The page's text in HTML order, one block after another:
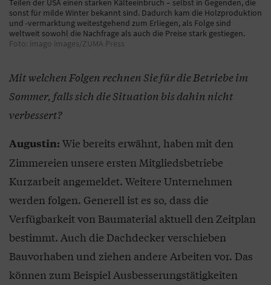
Teilen der USA einen starken Kälteeinbruch – selbst in Gegenden, die
sonst für milde Winter bekannt sind. Dadurch kam die Holzproduktion
und -vermarktung weitestgehend zum Erliegen, als Folge sind
weltweit sowohl die Nachfrage als auch die Preise stark gestiegen.
Foto: imago images/ZUMA Press
Mit welchen Folgen rechnen Sie für die Betriebe im
Sommer, falls sich die Situation bis dahin nicht
verbessert?
Augustin: Wie bereits erwähnt, haben mit den
Zimmereien unsere ersten Mitgliedsbetriebe
Kurzarbeit angemeldet. Weitere Unternehmen
werden folgen. Generell ist es so, dass die
Verfügbarkeit von Baumaterial aktuell den Zeitplan
bestimmt. Auch die Dachdecker verschieben
Bauvorhaben und ziehen andere Arbeiten vor. Das
können zum Beispiel Ausbesserungstätigkeiten